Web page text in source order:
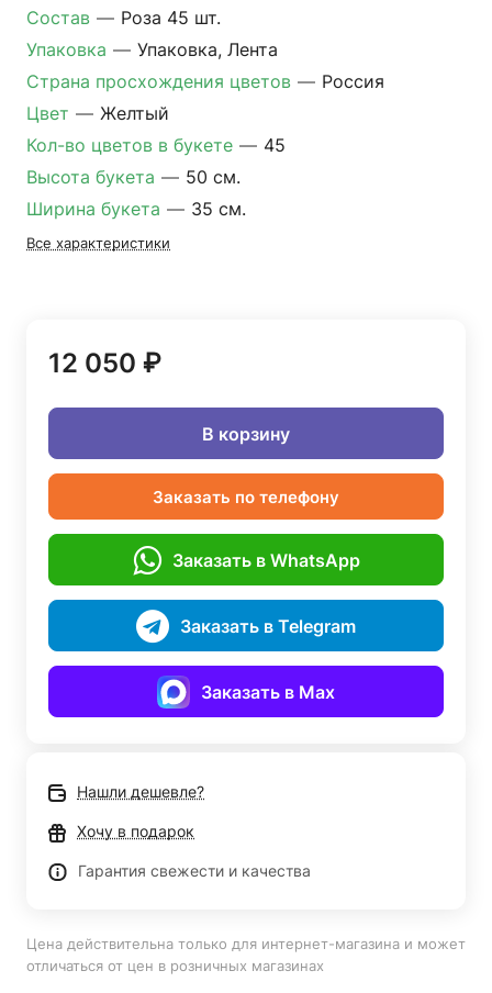
Состав — Роза 45 шт.
Упаковка — Упаковка, Лента
Страна просхождения цветов — Россия
Цвет — Желтый
Кол-во цветов в букете — 45
Высота букета — 50 см.
Ширина букета — 35 см.
Все характеристики
12 050 ₽
В корзину
Заказать по телефону
Заказать в WhatsApp
Заказать в Telegram
Заказать в Max
Нашли дешевле?
Хочу в подарок
Гарантия свежести и качества
Цена действительна только для интернет-магазина и может
отличаться от цен в розничных магазинах